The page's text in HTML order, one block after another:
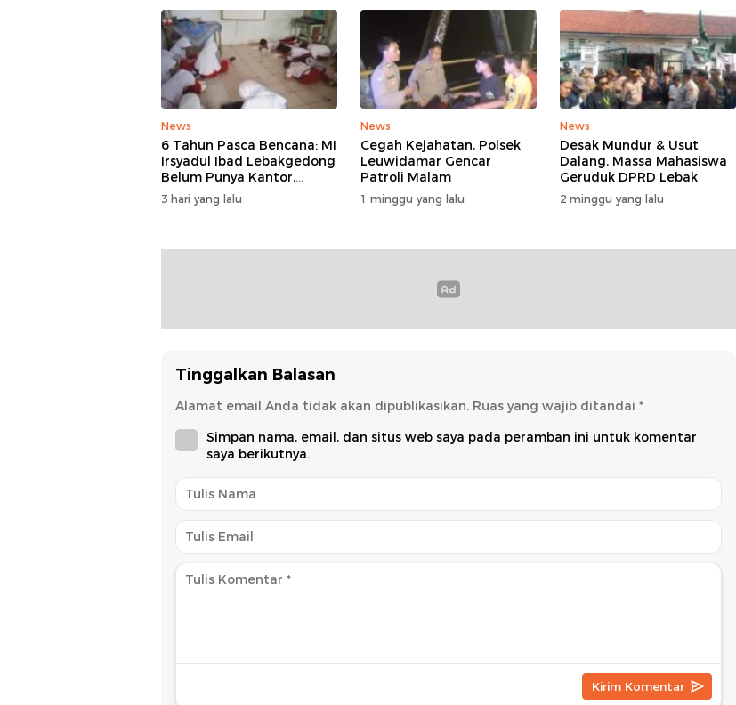
News
6 Tahun Pasca Bencana: MI
Irsyadul Ibad Lebakgedong
Belum Punya Kantor,
Belajar Tanpa Meja-Kursi
Layak
3 hari yang lalu
News
Cegah Kejahatan, Polsek
Leuwidamar Gencar
Patroli Malam
1 minggu yang lalu
News
Desak Mundur & Usut
Dalang, Massa Mahasiswa
Geruduk DPRD Lebak
2 minggu yang lalu
Tinggalkan Balasan
Alamat email Anda tidak akan dipublikasikan. Ruas yang wajib ditandai *
Simpan nama, email, dan situs web saya pada peramban ini untuk komentar
saya berikutnya.